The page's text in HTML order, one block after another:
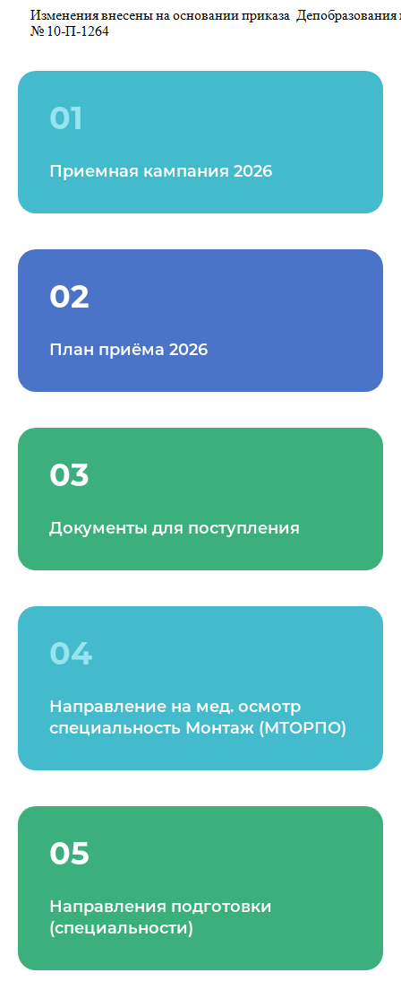
01
Приемная кампания 2026
02
План приёма 2026
03
Документы для поступления
04
Направление на мед. осмотр
специальность Монтаж (МТОРПО)
05
Направления подготовки
(специальности)